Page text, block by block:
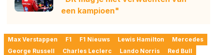
een kampioen"
Max Verstappen F1 F1 Nieuws Lewis Hamilton
Mercedes
George Russell
Charles Leclerc Lando Norris
Red Bull